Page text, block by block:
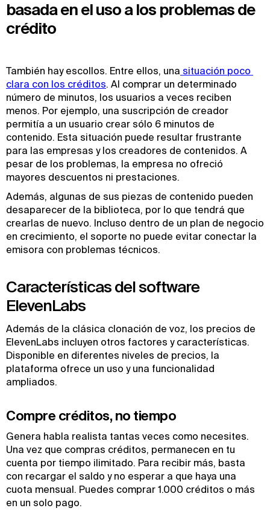
basada en el uso a los problemas de
crédito
También hay escollos. Entre ellos, una situación poco
clara con los créditos. Al comprar un determinado
número de minutos, los usuarios a veces reciben
menos. Por ejemplo, una suscripción de creador
permitía a un usuario crear sólo 6 minutos de
contenido. Esta situación puede resultar frustrante
para las empresas y los creadores de contenidos. A
pesar de los problemas, la empresa no ofreció
mayores descuentos ni prestaciones.
Además, algunas de sus piezas de contenido pueden
desaparecer de la biblioteca, por lo que tendrá que
crearlas de nuevo. Incluso dentro de un plan de negocio
en crecimiento, el soporte no puede evitar conectar la
emisora con problemas técnicos.
Características del software
ElevenLabs
Además de la clásica clonación de voz, los precios de
ElevenLabs incluyen otros factores y características.
Disponible en diferentes niveles de precios, la
plataforma ofrece un uso y una funcionalidad
ampliados.
Compre créditos, no tiempo
Genera habla realista tantas veces como necesites.
Una vez que compras créditos, permanecen en tu
cuenta por tiempo ilimitado. Para recibir más, basta
con recargar el saldo y no esperar a que haya una
cuota mensual. Puedes comprar 1.000 créditos o más
en un solo pago.